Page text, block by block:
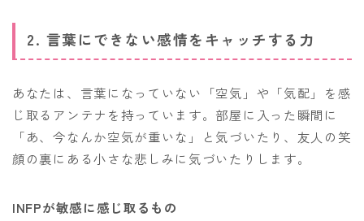
2. 言葉にできない感情をキャッチする力
あなたは、言葉になっていない「空気」や「気配」を感
じ取るアンテナを持っています。部屋に入った瞬間に
「あ、今なんか空気が重いな」と気づいたり、友人の笑
顔の裏にある小さな悲しみに気づいたりします。
INFPが敏感に感じ取るもの